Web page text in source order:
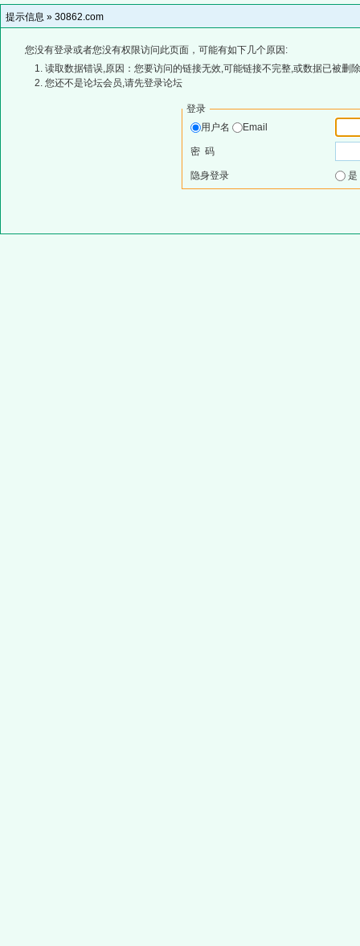
提示信息 » 30862.com
您没有登录或者您没有权限访问此页面，可能有如下几个原因:
读取数据错误,原因：您要访问的链接无效,可能链接不完整,或数据已被删
您还不是论坛会员,请先登录论坛
登录
用户名
Email
密 码
隐身登录